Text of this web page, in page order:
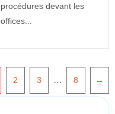
procédures devant les
offices...
2 3 … 8 →